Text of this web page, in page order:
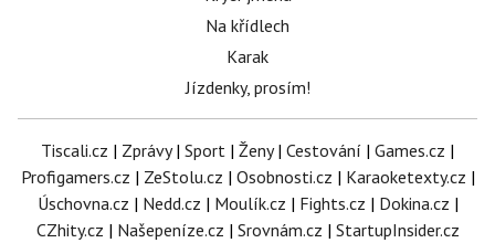
Na křídlech
Karak
Jízdenky, prosím!
Tiscali.cz | Zprávy| Sport | Ženy| Cestování | Games.cz |
Profigamers.cz | ZeStolu.cz | Osobnosti.cz | Karaoketexty.cz |
Úschovna.cz | Nedd.cz | Moulík.cz | Fights.cz | Dokina.cz |
CZhity.cz | Našepeníze.cz | Srovnám.cz | StartupInsider.cz